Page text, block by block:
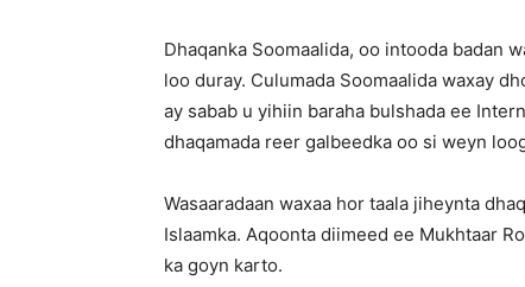
Dhaqanka Soomaalida, oo intooda badan
loo duray. Culumada Soomaalida waxay
ay sabab u yihiin baraha bulshada ee
dhaqamada reer galbeedka oo si weyn
Wasaaradaan waxaa hor taala jiheynta
Islaamka. Aqoonta diimeed ee Mukhtaar
ka goyn karto.